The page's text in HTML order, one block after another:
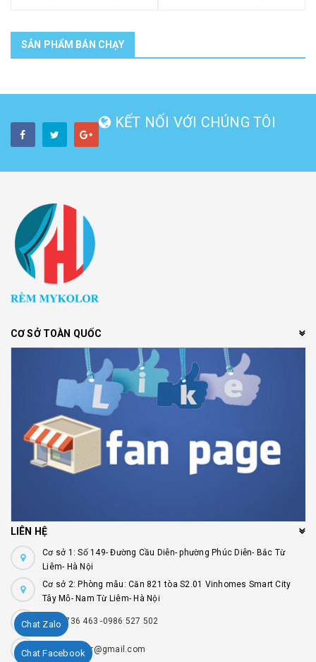
SẢN PHẨM BÁN CHẠY
KẾT NỐI VỚI CHÚNG TÔI
CƠ SỞ TOÀN QUỐC
LIÊN HỆ
Cơ sở 1: Số 149- Đường Cầu Diễn- phường Phúc Diễn- Bắc Từ
Liêm- Hà Nội
Cơ sở 2: Phòng mẫu: Căn 821 tòa S2.01 Vinhomes Smart City
Tây Mỗ- Nam Từ Liêm- Hà Nội
0941 736 463 -0986 527 502
Remmykolor@gmail.com
Chat Zalo
Chat Facebook